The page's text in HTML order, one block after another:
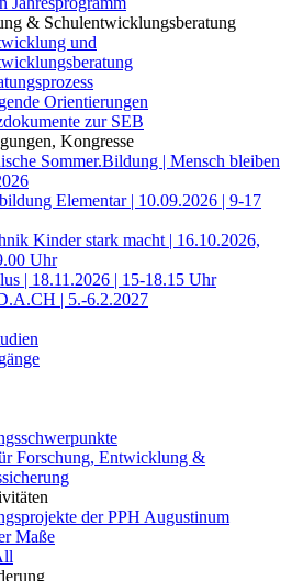
& Schulentwicklungsberatung
und
Orientierungen
zur SEB
Kongresse
Sommer.Bildung | Mensch bleiben
Elementar | 10.09.2026 | 9-17
Kinder stark macht | 16.10.2026,
Uhr
| 18.11.2026 | 15-18.15 Uhr
| 5.-6.2.2027
Forschung, Entwicklung &
der PPH Augustinum
Maße